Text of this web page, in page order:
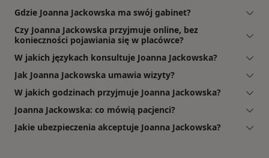
Gdzie Joanna Jackowska ma swój gabinet?
Czy Joanna Jackowska przyjmuje online, bez
konieczności pojawiania się w placówce?
W jakich językach konsultuje Joanna Jackowska?
Jak Joanna Jackowska umawia wizyty?
W jakich godzinach przyjmuje Joanna Jackowska?
Joanna Jackowska: co mówią pacjenci?
Jakie ubezpieczenia akceptuje Joanna Jackowska?